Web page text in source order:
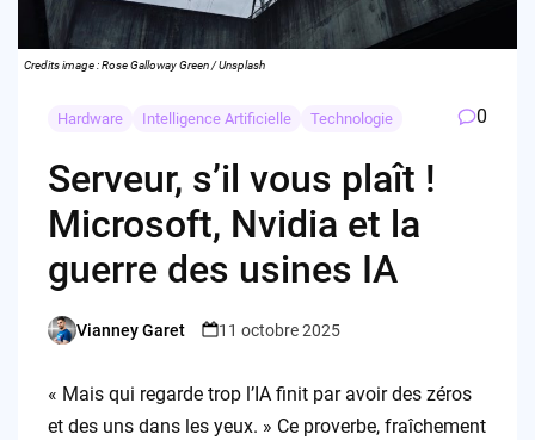
Credits image : Rose Galloway Green / Unsplash
Hardware Intelligence Artificielle Technologie 0
Serveur, s’il vous plaît !
Microsoft, Nvidia et la
guerre des usines IA
Posted
Vianney Garet 11 octobre 2025
« Mais qui regarde trop l’IA finit par avoir des zéros
et des uns dans les yeux. » Ce proverbe, fraîchement